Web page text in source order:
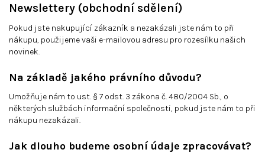
Newslettery (obchodní sdělení)
Pokud jste nakupující zákazník a nezakázali jste nám to při
nákupu, použijeme vaši e-mailovou adresu pro rozesílku našich
novinek.
Na základě jakého právního důvodu?
Umožňuje nám to ust. § 7 odst. 3 zákona č. 480/2004 Sb., o
některých službách informační společnosti, pokud jste nám to při
nákupu nezakázali.
Jak dlouho budeme osobní údaje zpracovávat?